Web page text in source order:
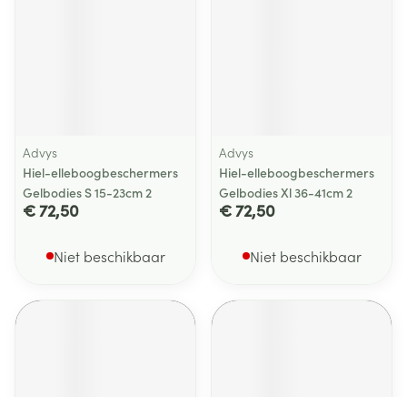
Advys
Hiel-elleboogbeschermers
Gelbodies S 15-23cm 2
€ 72,50
Niet beschikbaar
Advys
Hiel-elleboogbeschermers
Gelbodies Xl 36-41cm 2
€ 72,50
Niet beschikbaar